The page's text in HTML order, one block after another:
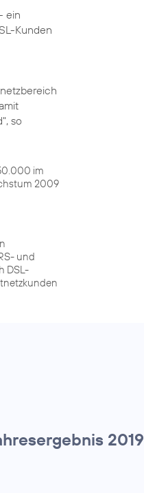
ein
Kunden
so
im
2009
und
DSL-
2019